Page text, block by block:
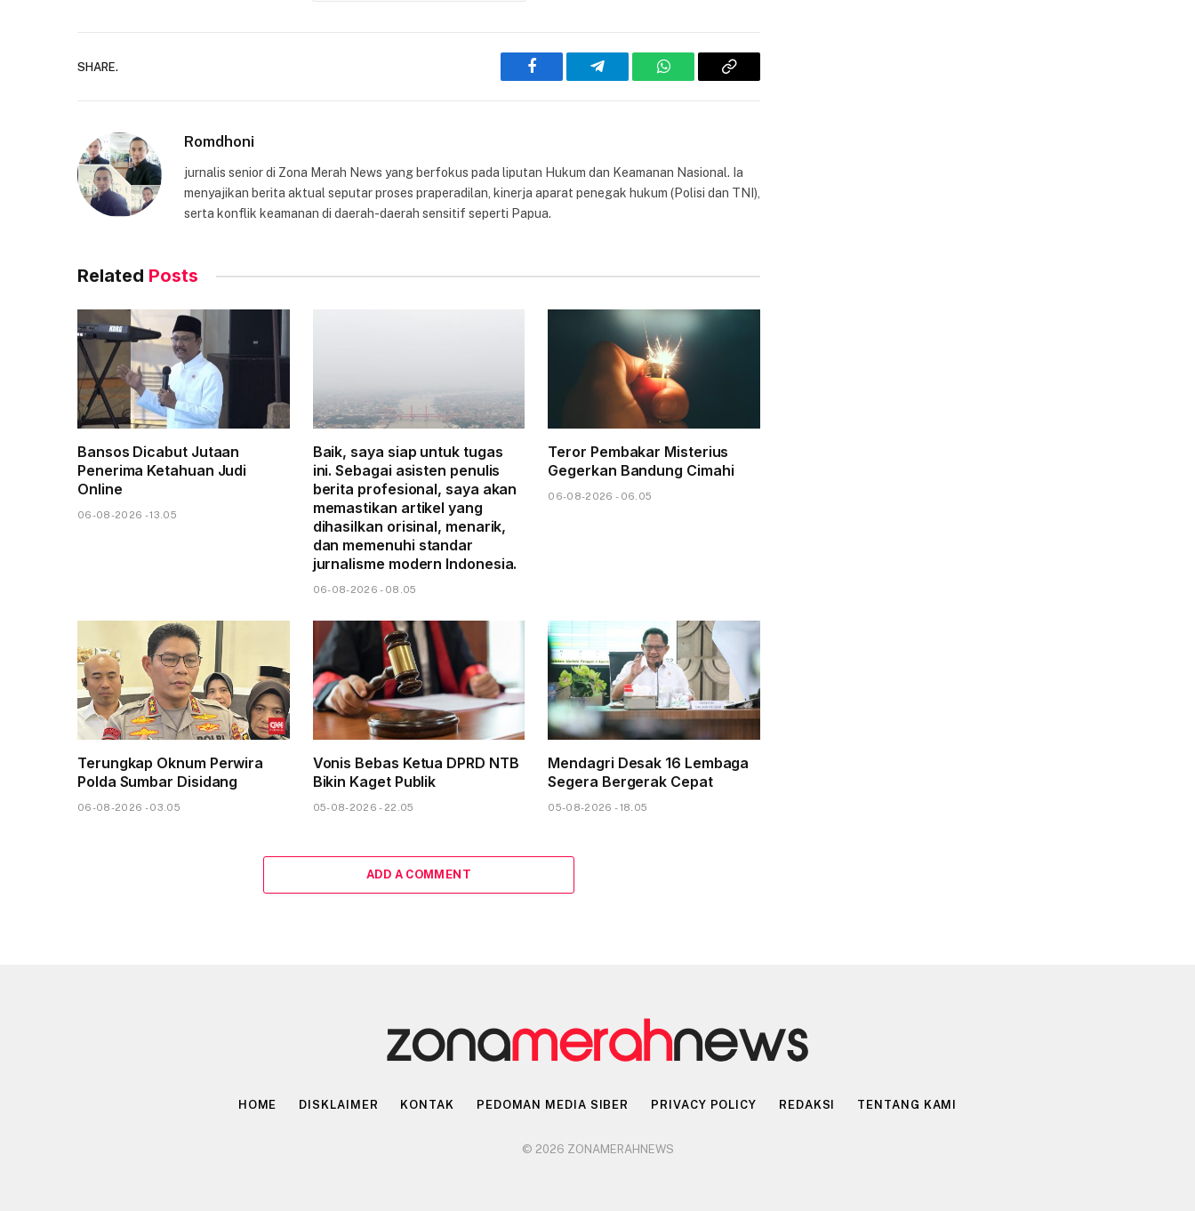
SHARE.
Facebook Telegram WhatsAppCopy
Romdhoni
jurnalis senior di Zona Merah News yang berfokus pada liputan Hukum dan Keamanan Nasional. Ia
menyajikan berita aktual seputar proses praperadilan, kinerja aparat penegak hukum (Polisi dan TNI),
serta konflik keamanan di daerah-daerah sensitif seperti Papua.
Related Posts
Bansos Dicabut Jutaan
Penerima Ketahuan Judi
Online
06-08-2026 - 13.05
Baik, saya siap untuk tugas
ini. Sebagai asisten penulis
berita profesional, saya akan
memastikan artikel yang
dihasilkan orisinal, menarik,
dan memenuhi standar
jurnalisme modern Indonesia.
06-08-2026 - 08.05
Teror Pembakar Misterius
Gegerkan Bandung Cimahi
06-08-2026 - 06.05
Terungkap Oknum Perwira
Polda Sumbar Disidang
06-08-2026 - 03.05
Vonis Bebas Ketua DPRD NTB
Bikin Kaget Publik
05-08-2026 - 22.05
Mendagri Desak 16 Lembaga
Segera Bergerak Cepat
05-08-2026 - 18.05
ADD A COMMENT
HOME DISKLAIMER KONTAK PEDOMAN MEDIA SIBER PRIVACY POLICY REDAKSI TENTANG KAMI
© 2026 ZONAMERAHNEWS